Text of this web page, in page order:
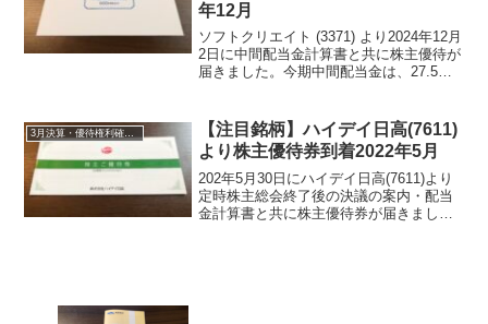
年12月
ソフトクリエイト (3371) より2024年12月
2日に中間配当金計算書と共に株主優待が
届きました。今期中間配当金は、27.5円
紹介いたします。ソフトクリエ...
【注目銘柄】ハイデイ日高(7611)
より株主優待券到着2022年5月
202年5月30日にハイデイ日高(7611)より
定時株主総会終了後の決議の案内・配当
金計算書と共に株主優待券が届きまし